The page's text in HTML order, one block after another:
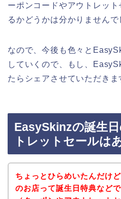
ーポンコードやアウトレッ
るかどうかは分かりませんで
なので、今後も色々と
していくので、もし、
たらシェアさせていただきま
EasySkinzの誕生
トレットセールは
ちょっとひらめいたんだけ
のお店って誕生日特典など